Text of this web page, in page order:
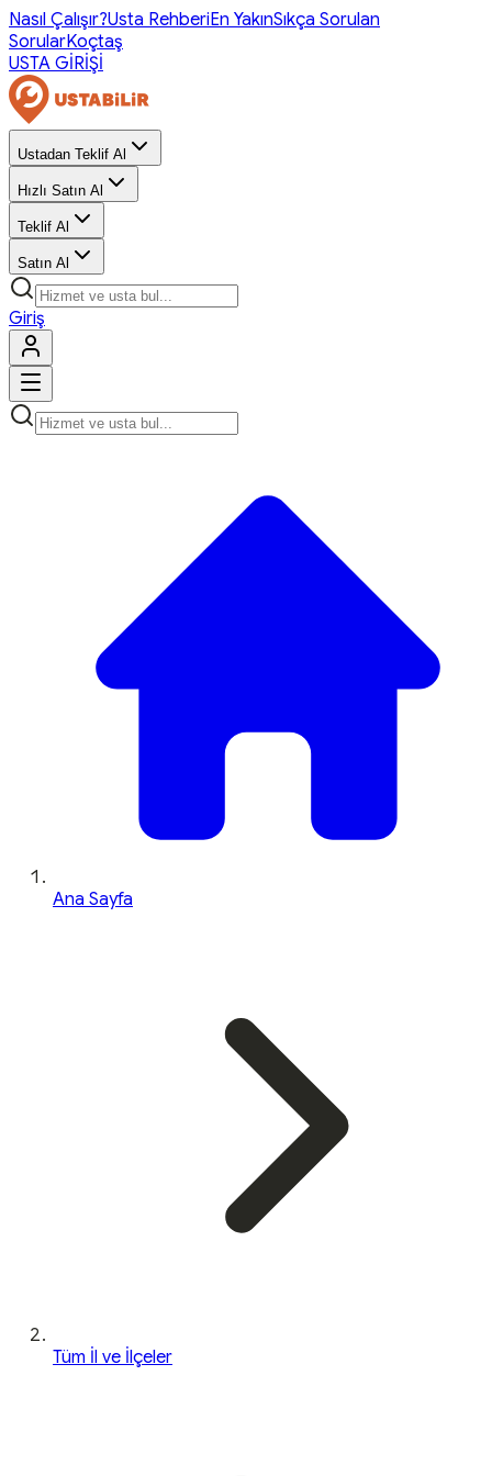
Nasıl Çalışır?Usta RehberiEn YakınSıkça Sorulan
SorularKoçtaş
USTA GİRİŞİ
Ustadan Teklif Al
Hızlı Satın Al
Teklif Al
Satın Al
Giriş
Ana Sayfa
Tüm İl ve İlçeler